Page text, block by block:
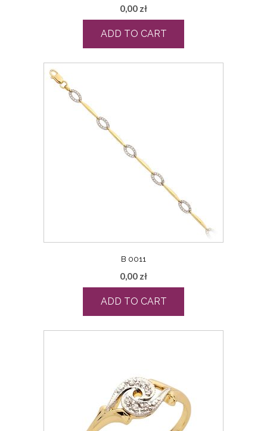
0,00 zł
ADD TO CART
B 0011
0,00 zł
ADD TO CART